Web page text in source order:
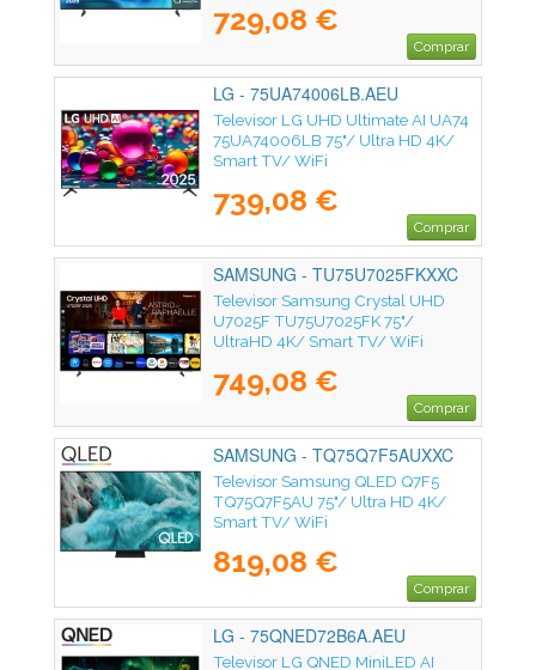
729,08 €
Comprar
LG - 75UA74006LB.AEU
Televisor LG UHD Ultimate AI UA74
75UA74006LB 75"/ Ultra HD 4K/
Smart TV/ WiFi
739,08 €
Comprar
SAMSUNG - TU75U7025FKXXC
Televisor Samsung Crystal UHD
U7025F TU75U7025FK 75"/
UltraHD 4K/ Smart TV/ WiFi
749,08 €
Comprar
SAMSUNG - TQ75Q7F5AUXXC
Televisor Samsung QLED Q7F5
TQ75Q7F5AU 75"/ Ultra HD 4K/
Smart TV/ WiFi
819,08 €
Comprar
LG - 75QNED72B6A.AEU
Televisor LG QNED MiniLED AI